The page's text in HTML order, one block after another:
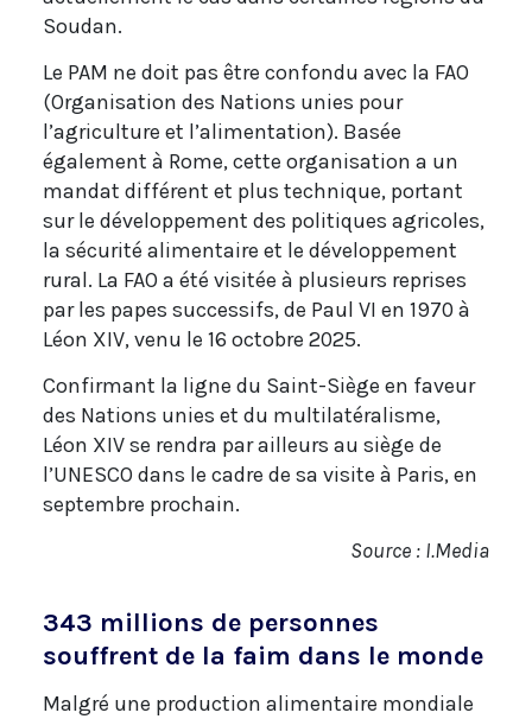
Soudan.
Le PAM ne doit pas être confondu avec la FAO
(Organisation des Nations unies pour
l’agriculture et l’alimentation). Basée
également à Rome, cette organisation a un
mandat différent et plus technique, portant
sur le développement des politiques agricoles,
la sécurité alimentaire et le développement
rural. La FAO a été visitée à plusieurs reprises
par les papes successifs, de Paul VI en 1970 à
Léon XIV, venu le 16 octobre 2025.
Confirmant la ligne du Saint-Siège en faveur
des Nations unies et du multilatéralisme,
Léon XIV se rendra par ailleurs au siège de
l’UNESCO dans le cadre de sa visite à Paris, en
septembre prochain.
Source : I.Media
343 millions de personnes
souffrent de la faim dans le monde
Malgré une production alimentaire mondiale